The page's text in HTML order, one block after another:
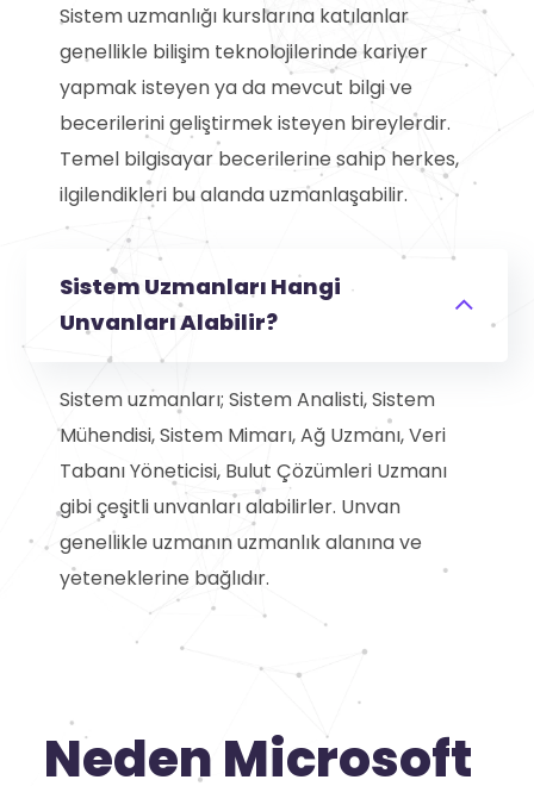
Sistem uzmanlığı kurslarına katılanlar
genellikle bilişim teknolojilerinde kariyer
yapmak isteyen ya da mevcut bilgi ve
becerilerini geliştirmek isteyen bireylerdir.
Temel bilgisayar becerilerine sahip herkes,
ilgilendikleri bu alanda uzmanlaşabilir.
Sistem Uzmanları Hangi
Unvanları Alabilir?
Sistem uzmanları; Sistem Analisti, Sistem
Mühendisi, Sistem Mimarı, Ağ Uzmanı, Veri
Tabanı Yöneticisi, Bulut Çözümleri Uzmanı
gibi çeşitli unvanları alabilirler. Unvan
genellikle uzmanın uzmanlık alanına ve
yeteneklerine bağlıdır.
Neden Microsoft